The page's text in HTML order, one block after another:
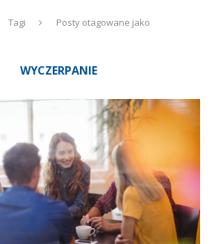
Tagi
Posty otagowane jako
WYCZERPANIE